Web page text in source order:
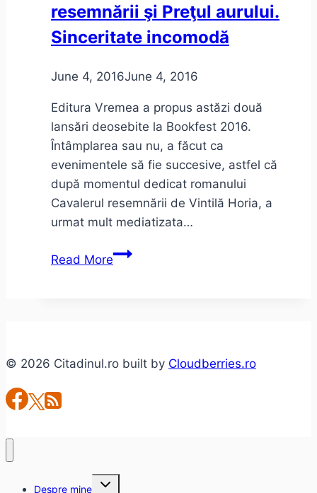
resemnării şi Preţul aurului.
Sinceritate incomodă
June 4, 2016June 4, 2016
Editura Vremea a propus astăzi două
lansări deosebite la Bookfest 2016.
Întâmplarea sau nu, a făcut ca
evenimentele să fie succesive, astfel că
după momentul dedicat romanului
Cavalerul resemnării de Vintilă Horia, a
urmat mult mediatizata…
Read MoreDouă
aurului.
© 2026 Citadinul.ro built by Cloudberries.ro
Despre mine
Toggle